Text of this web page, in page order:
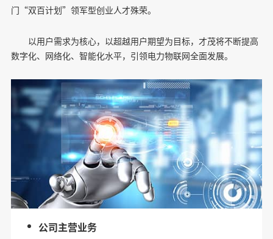
门“双百计划”领军型创业人才殊荣。
以用户需求为核心，以超越用户期望为目标，才茂将不断提高
数字化、网络化、智能化水平，引领电力物联网全面发展。
公司主营业务